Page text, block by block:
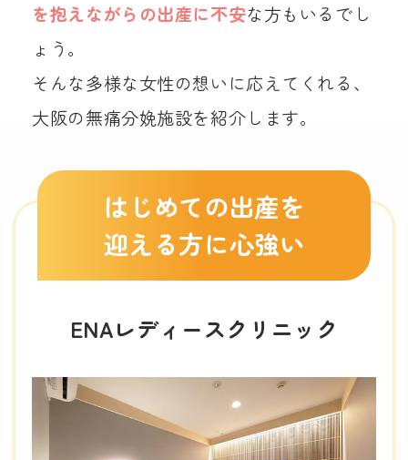
を抱えながらの出産に不安な方もいるでし
ょう。
そんな多様な女性の想いに応えてくれる、
大阪の無痛分娩施設を紹介します。
はじめての出産を
迎える方に心強い
ENAレディースクリニック